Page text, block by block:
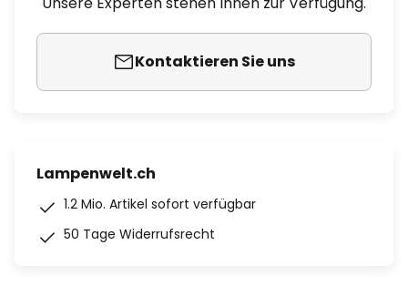
Kontaktieren Sie uns
Lampenwelt.ch
1.2 Mio. Artikel sofort verfügbar
50 Tage Widerrufsrecht